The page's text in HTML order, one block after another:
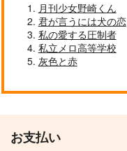
作品詳細
ョップ
472
ユーリ!!! on ICE
月刊少女野崎くん
君が言うには犬の恋
私の愛する圧制者
私立メロ高等学校
灰色と赤
お支払い